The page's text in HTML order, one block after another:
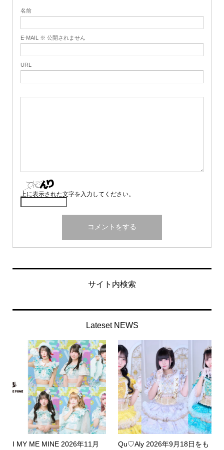
名前
E-MAIL ※ 公開されません
URL
上に表示された文字を入力してください。
サイト内検索
Lateset NEWS
I MY ME MINE 2026年11月
Qu♡Aly 2026年9月18日をも